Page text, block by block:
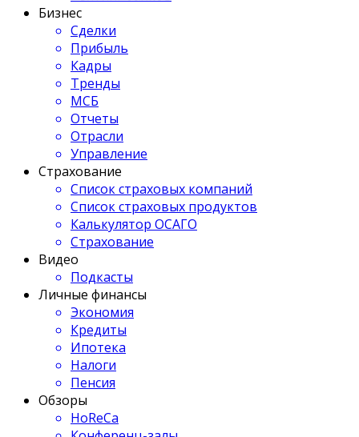
Бизнес
Сделки
Прибыль
Кадры
Тренды
МСБ
Отчеты
Отрасли
Управление
Страхование
Список страховых компаний
Список страховых продуктов
Калькулятор ОСАГО
Страхование
Видео
Подкасты
Личные финансы
Экономия
Кредиты
Ипотека
Налоги
Пенсия
Обзоры
HoReCa